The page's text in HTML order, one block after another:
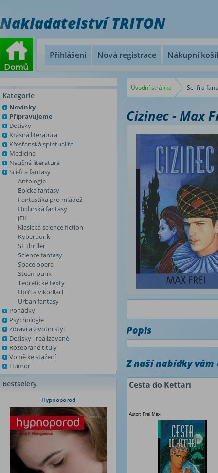
Nakladatelství TRITON
Přihlášení Nová registrace Nákupní
Kategorie
Novinky
Připravujeme
Dotisky
Krásná literatura
Křesťanská spiritualita
Medicína
Naučná literatura
Sci-fi a fantasy
Antologie
Epická fantasy
Fantastika pro mládež
Hrdinská fantasy
JFK
Klasická science fiction
Kyberpunk
SF thriller
Science fantasy
Space opera
Steampunk
Teoretické texty
Upíři a vlkodlaci
Urban fantasy
Pohádky
Psychologie
Zdraví a životní styl
Dotisky - realizované
Rozebrané tituly
Volně ke stažení
Humor
Bestselery
Hypnoporod
Úvodní stránka Sci-fi a
Cizinec - Max
Popis
Z naší nabídky
Cesta do Kettari
Autor: Frei Max